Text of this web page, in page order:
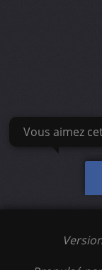
Vous aimez